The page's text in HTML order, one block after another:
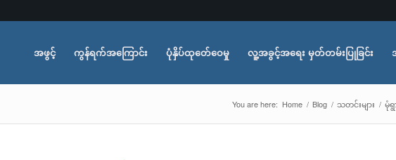
အဖွင့် ကွန်ရက်အကြောင်း ပုံနှိပ်ထုတ်ေဝေမှု လူ့အခွင့်အရေး မှတ်တမ်းပြုခြင်း
You are here: Home / Blog / သတင်းများ / မုံ